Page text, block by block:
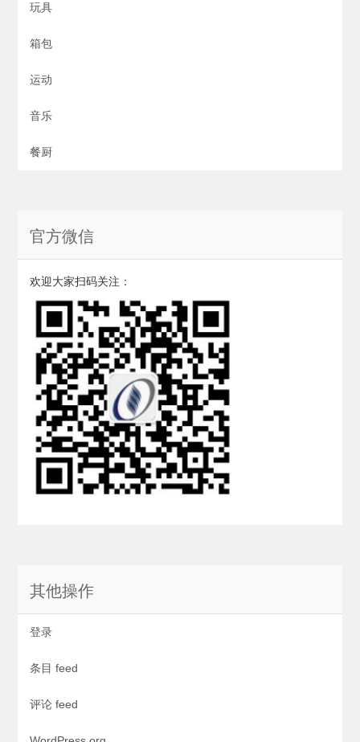
玩具
箱包
运动
音乐
餐厨
官方微信
欢迎大家扫码关注：
其他操作
登录
条目 feed
评论 feed